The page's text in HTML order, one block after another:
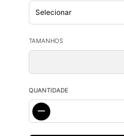
TAMANHOS
QUANTIDADE